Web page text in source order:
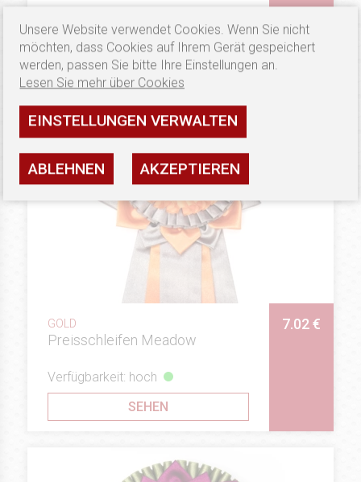
SEHEN
GOLD
Preisschleifen Meadow
7.02 €
Verfügbarkeit: hoch
SEHEN
Unsere Website verwendet Cookies. Wenn Sie nicht
möchten, dass Cookies auf Ihrem Gerät gespeichert
werden, passen Sie bitte Ihre Einstellungen an.
Lesen Sie mehr über Cookies
EINSTELLUNGEN VERWALTEN
ABLEHNEN AKZEPTIEREN